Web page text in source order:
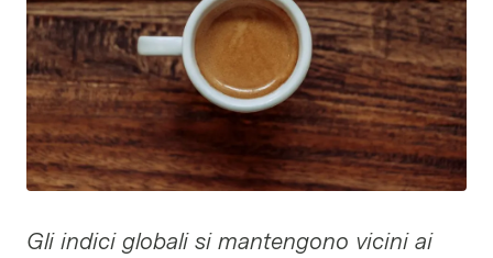
Gli indici globali si mantengono vicini ai